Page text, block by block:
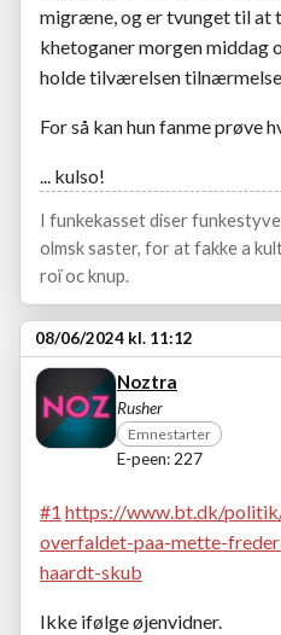
migræne, og er tvunget til at
khetoganer morgen middag
holde tilværelsen
For så kan hun fanme prøve
... kulso!
I funkekasset diser
olmsk saster, for at fakke a
roï oc knup.
08/06/2024 kl. 11:12
Noztra
Rusher
Emnestarter
E-peen: 227
#1 https://www.bt.dk/
overfaldet-paa-mette-
haardt-skub
Ikke ifølge øjenvidner.